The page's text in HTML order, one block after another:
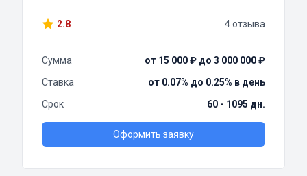
2.8 4 отзыва
Сумма
от 15 000 ₽ до 3 000 000 ₽
Ставка
от 0.07% до 0.25% в день
Срок
60 - 1095 дн.
Оформить заявку